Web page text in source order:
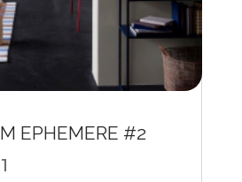
EPHEMERE #2